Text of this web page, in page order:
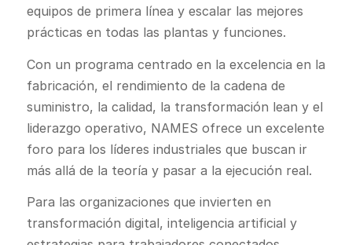
equipos de primera línea y escalar las mejores
prácticas en todas las plantas y funciones.
Con un programa centrado en la excelencia en la
fabricación, el rendimiento de la cadena de
suministro, la calidad, la transformación lean y el
liderazgo operativo, NAMES ofrece un excelente
foro para los líderes industriales que buscan ir
más allá de la teoría y pasar a la ejecución real.
Para las organizaciones que invierten en
transformación digital, inteligencia artificial y